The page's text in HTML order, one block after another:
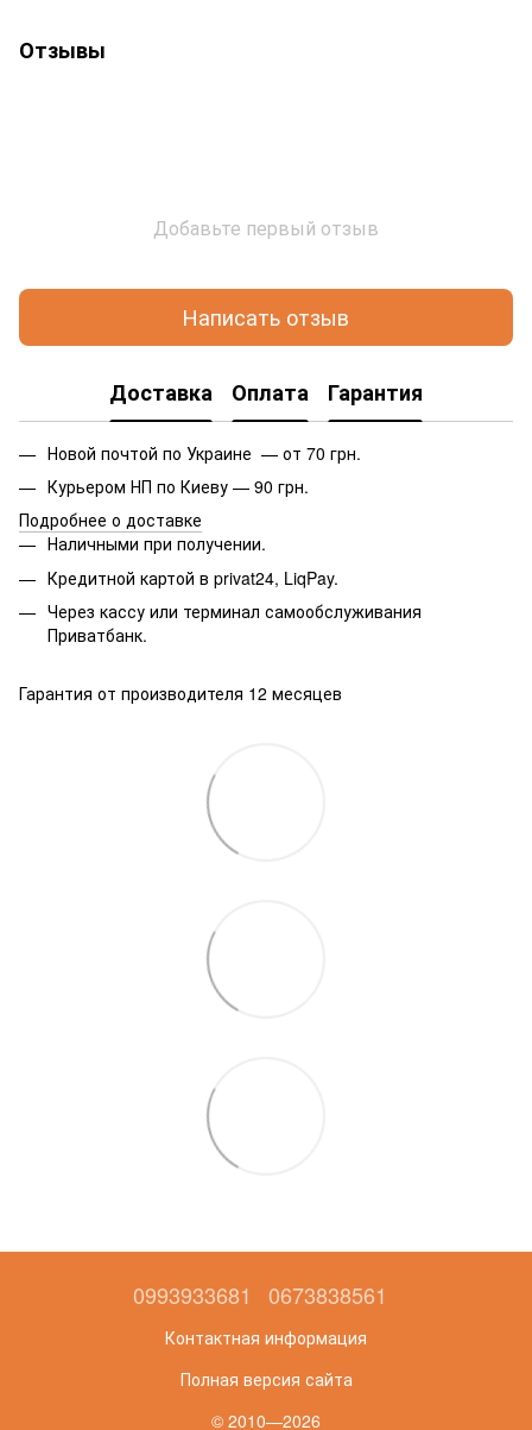
Отзывы
Добавьте первый отзыв
Написать отзыв
Доставка Оплата Гарантия
Новой почтой по Украине — от 70 грн.
Курьером НП по Киеву — 90 грн.
Подробнее о доставке
Наличными при получении.
Кредитной картой в privat24, LiqPay.
Через кассу или терминал самообслуживания
Приватбанк.
Гарантия от производителя 12 месяцев
0993933681 0673838561
Контактная информация
Полная версия сайта
© 2010—2026